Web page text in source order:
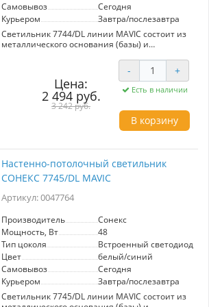
610Вт. А также пульт ДУ, с помощью которого
осуществляется плавное изменение цветовой
температуры 3000-600
Самовывоз
Сегодня
Курьером
Завтра/послезавтра
Светильник 7744/DL линии MAVIC состоит из
металлического основания (базы) и
рассеивателя - высококачественный пластик
марки PMMA 2.0 белого цвета с глянцевой
поверхностью, обеспечивающий светильнику
равномерное рассеивание и хорошее
светопропускание. Форма плафона: круглая,
декорирована ободом красного цвета на
плафоне. Степень защиты IP43 позволяет
зонах влажных помещений. В комплект входит
заменяемый LED модуль с линзами,
мощностью 48Вт, которая соответствует лампе
накаливания 440Вт. А также пульт ДУ, с
изменение цветовой температуры 3000-6000К,
переключения теплого/белого/холодного/
ночного света. Светильник имеет функцию
"память".
Цена:
2 494 руб.
3 242 руб.
- +
Есть в наличии
В корзину
Настенно-потолочный светильник
СОНЕКС 7745/DL MAVIC
Артикул: 0047764
Производитель
Сонекс
Мощность, Вт
48
Тип цоколя
Встроенный светодиод
Цвет
белый/синий
Самовывоз
Сегодня
Курьером
Завтра/послезавтра
Светильник 7745/DL линии MAVIC состоит из